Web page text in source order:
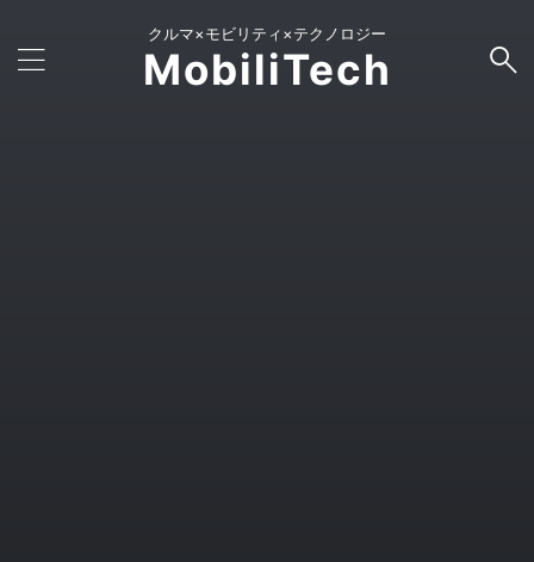
クルマ×モビリティ×テクノロジー
MobiliTech